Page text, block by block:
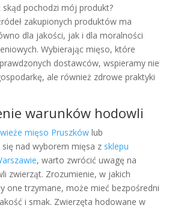
skąd pochodzi mój produkt?
zakupionych produktów ma
dla jakości, jak i dla moralności
Wybierając mięso, które
dostawców, wspieramy nie
ale również zdrowe praktyki
warunków hodowli
mięso Pruszkówlub
nad wyborem mięsa z sklepu
, warto zwrócić uwagę na
zwierząt. Zrozumienie, w jakich
one trzymane, może mieć bezpośredni
i smak. Zwierzęta hodowane w